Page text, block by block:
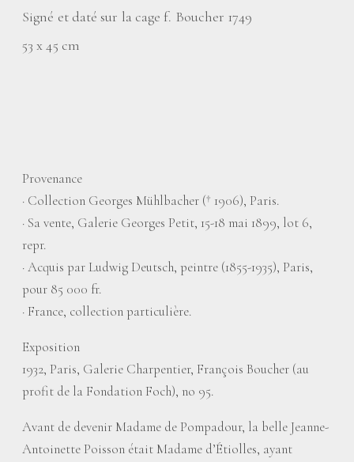
Signé et daté sur la cage f. Boucher 1749
53 x 45 cm
Provenance
· Collection Georges Mühlbacher († 1906), Paris.
· Sa vente, Galerie Georges Petit, 15-18 mai 1899, lot 6,
repr.
·Acquis par Ludwig Deutsch, peintre (1855-1935), Paris,
pour 85 000 fr.
· France, collection particulière.
Exposition
1932, Paris, Galerie Charpentier, François Boucher (au
profit de la Fondation Foch), no 95.
Avant de devenir Madame de Pompadour, la belle Jeanne-
Antoinette Poisson était Madame d’Étiolles, ayant